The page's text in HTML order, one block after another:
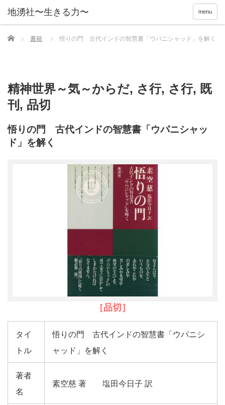
menu
Home 書籍 悟りの門 古代インドの智慧書「ウパニシャッド」を解く
精神世界～気～からだ, さ行, さ行, 既
刊 , 品切
悟りの門 古代インドの智慧書「ウパニシャッ
ド」を解く
［品切］
タイ
トル
悟りの門 古代インドの智慧書「ウパニシ
ャッド」を解く
著者
名
素空慈 著 塩田今日子 訳